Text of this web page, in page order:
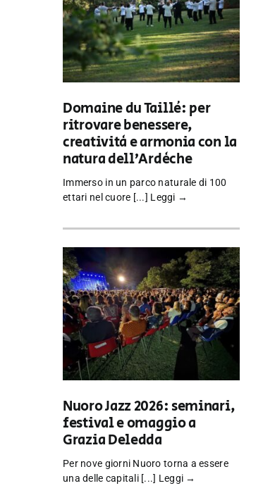
Domaine du Taillé: per
ritrovare benessere,
creatività e armonia con la
natura dell’Ardèche
Immerso in un parco naturale di 100
ettari nel cuore [...] Leggi →
Nuoro Jazz 2026: seminari,
festival e omaggio a
Grazia Deledda
Per nove giorni Nuoro torna a essere
una delle capitali [...] Leggi →